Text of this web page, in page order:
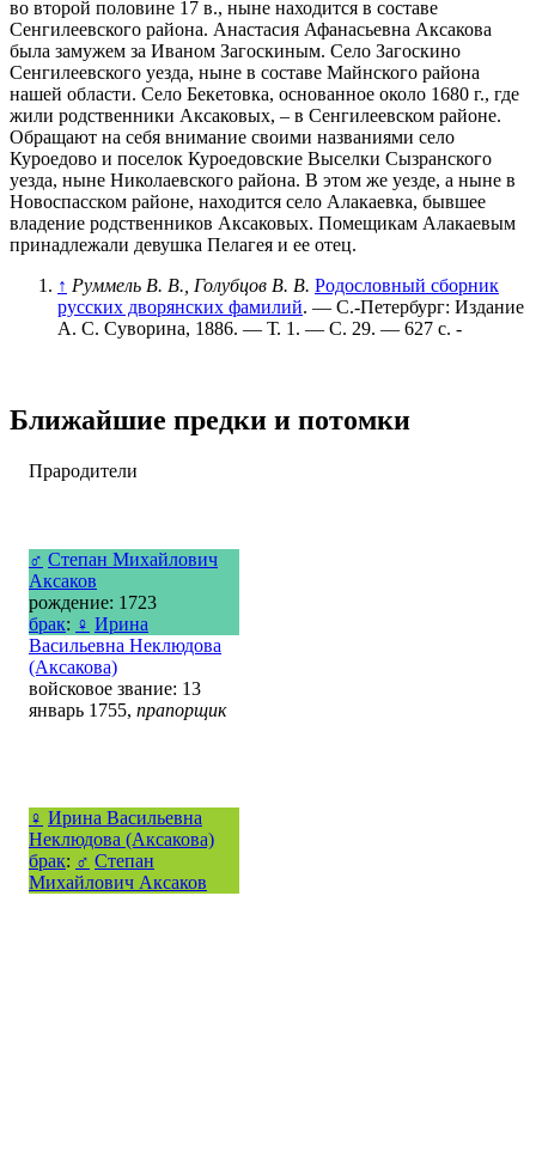
во второй половине 17 в., ныне находится в составе
Сенгилеевского района. Анастасия Афанасьевна Аксакова
была замужем за Иваном Загоскиным. Село Загоскино
Сенгилеевского уезда, ныне в составе Майнского района
нашей области. Село Бекетовка, основанное около 1680 г., где
жили родственники Аксаковых, – в Сенгилеевском районе.
Обращают на себя внимание своими названиями село
Куроедово и поселок Куроедовские Выселки Сызранского
уезда, ныне Николаевского района. В этом же уезде, а ныне в
Новоспасском районе, находится село Алакаевка, бывшее
владение родственников Аксаковых. Помещикам Алакаевым
принадлежали девушка Пелагея и ее отец.
↑ Руммель В. В., Голубцов В. В. Родословный сборник
русских дворянских фамилий. — С.-Петербург: Издание
А. С. Суворина, 1886. — Т. 1. — С. 29. — 627 с. -
Ближайшие предки и потомки
Прародители
♂ Степан Михайлович
Аксаков
рождение: 1723
брак: ♀ Ирина
Васильевна Неклюдова
(Аксакова)
войсковое звание: 13
январь 1755, прапорщик
♀ Ирина Васильевна
Неклюдова (Аксакова)
брак: ♂ Степан
Михайлович Аксаков